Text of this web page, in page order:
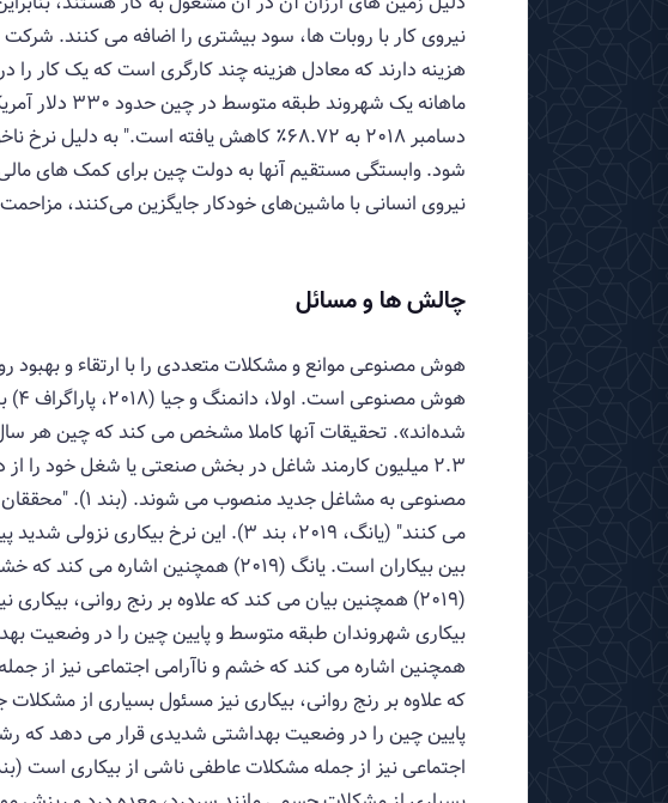
دسامبر 2018 به 68.72٪ کاهش یافته است."
شود. وابستگی مستقیم آنها به دولت چین برای کمک های
نیروی انسانی با ماشین‌های خودکار جایگزین می‌کنند،
چالش ها و مسائل
هوش مصنوعی موانع و مشکلات متعددی را با ارتقاء و بهبود
می کنند" (یانگ، 2019، بند 3). این